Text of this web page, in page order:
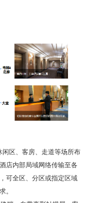
区、客房、走道等场所布
店内部局域网络传输至各
可全区、分区或指定区域
。